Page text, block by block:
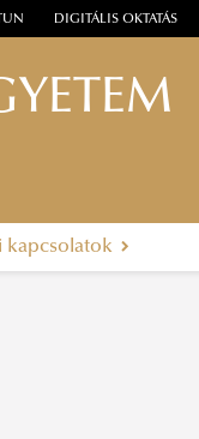
DIGITÁLIS OKTATÁS
kapcsolatok